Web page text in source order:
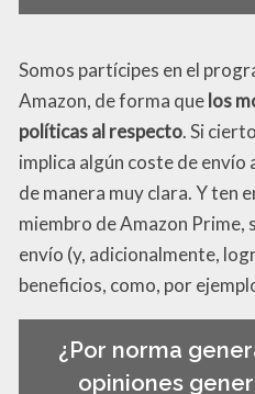
Somos partícipes en el
Amazon, de forma quelos
políticas al respecto. Si
implica algún coste de
de manera muy clara. Y ten
miembro de Amazon
envío (y, adicionalmente,
beneficios, como, por
¿Por norma
opiniones